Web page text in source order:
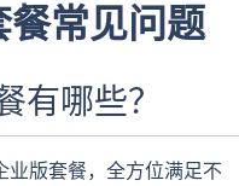
餐常见问题
有哪些？
业版套餐，全方位满足不